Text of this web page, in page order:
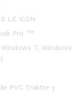
LE ICON
Pro TM
7, Windows
PVC Traktor y